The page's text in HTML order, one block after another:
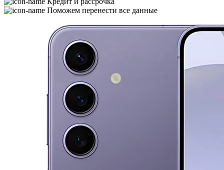
Поможем перенести все данные